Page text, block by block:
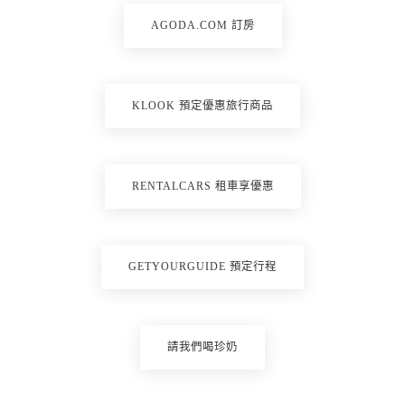
AGODA.COM 訂房
KLOOK 預定優惠旅行商品
RENTALCARS 租車享優惠
GETYOURGUIDE 預定行程
請我們喝珍奶